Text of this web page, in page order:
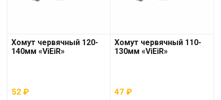
Хомут червячный 120-
140мм «ViEiR»
52 ₽
Хомут червячный 110-
130мм «ViEiR»
47₽